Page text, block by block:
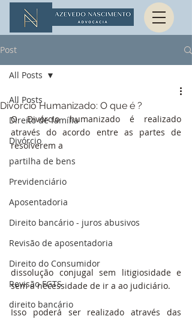
Post
All Posts
Direito de família
Divórcio
partilha de bens
Previdenciário
Aposentadoria
Direito bancário - juros abusivos
Revisão de aposentadoria
Direito do Consumidor
Revisão FGTS
direito bancário
All Posts
Divórcio Humanizado: O que é ?
O Divórcio humanizado é realizado
através do acordo entre as partes de
resolverem a
dissolução conjugal sem litigiosidade e
sem a necessidade de ir a ao judiciário.
Isso poderá ser realizado através das